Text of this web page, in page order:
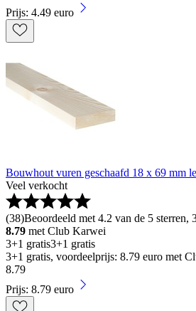
Prijs: 4.49 euro
Bouwhout vuren geschaafd 18 x 69 mm
Veel verkocht
(38)Beoordeeld met 4.2 van de 5 sterren,
8.79 met Club Karwei
3+1 gratis3+1 gratis
3+1 gratis, voordeelprijs: 8.79 euro met
8.79
Prijs: 8.79 euro